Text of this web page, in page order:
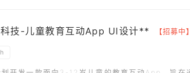
技-儿童教育互动App UI设计** 【招募中】